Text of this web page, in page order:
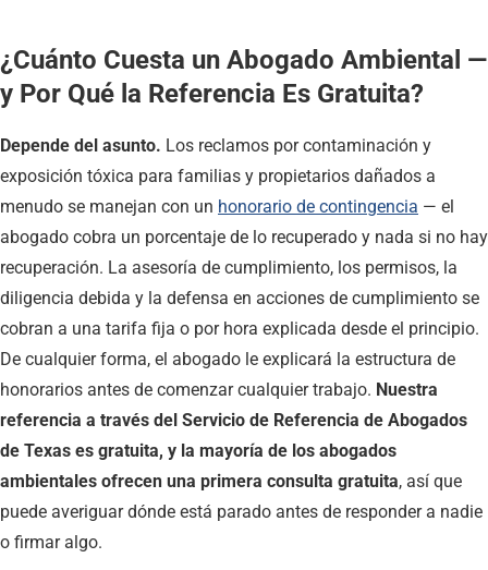
¿Cuánto Cuesta un Abogado Ambiental —
y Por Qué la Referencia Es Gratuita?
Depende del asunto. Los reclamos por contaminación y
exposición tóxica para familias y propietarios dañados a
menudo se manejan con un honorario de contingencia — el
abogado cobra un porcentaje de lo recuperado y nada si no hay
recuperación. La asesoría de cumplimiento, los permisos, la
diligencia debida y la defensa en acciones de cumplimiento se
cobran a una tarifa fija o por hora explicada desde el principio.
De cualquier forma, el abogado le explicará la estructura de
honorarios antes de comenzar cualquier trabajo. Nuestra
referencia a través del Servicio de Referencia de Abogados
de Texas es gratuita, y la mayoría de los abogados
ambientales ofrecen una primera consulta gratuita, así que
puede averiguar dónde está parado antes de responder a nadie
o firmar algo.